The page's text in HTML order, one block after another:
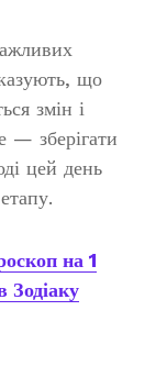
що
змін і
— зберігати
цей день
на 1
Зодіаку